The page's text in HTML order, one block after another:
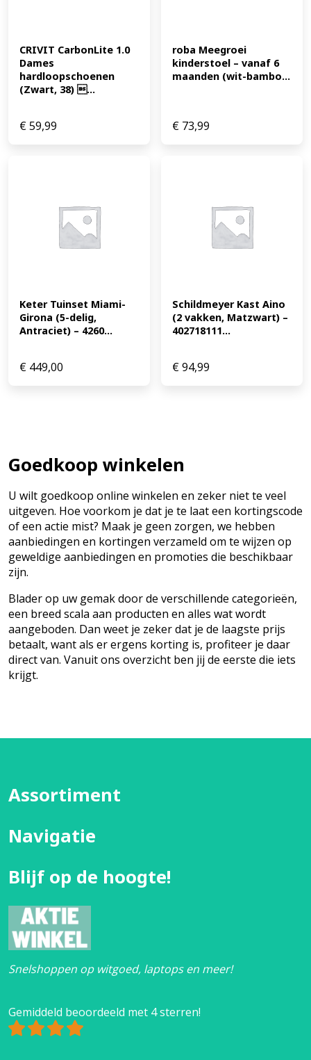
CRIVIT CarbonLite 1.0
Dames
hardloopschoenen
(Zwart, 38) ...
€59,99
roba Meegroei
kinderstoel – vanaf 6
maanden (wit-bambo...
€ 73,99
Keter Tuinset Miami-
Girona (5-delig,
Antraciet) – 4260...
€ 449,00
Schildmeyer Kast Aino
(2 vakken, Matzwart) –
402718111...
€94,99
Goedkoop winkelen
U wilt goedkoop online winkelen en zeker niet te veel
uitgeven. Hoe voorkom je dat je te laat een kortingscode
of een actie mist? Maak je geen zorgen, we hebben
aanbiedingen en kortingen verzameld om te wijzen op
geweldige aanbiedingen en promoties die beschikbaar
zijn.
Blader op uw gemak door de verschillende categorieën,
een breed scala aan producten en alles wat wordt
aangeboden. Dan weet je zeker dat je de laagste prijs
betaalt, want als er ergens korting is, profiteer je daar
direct van. Vanuit ons overzicht ben jij de eerste die iets
krijgt.
Assortiment
Navigatie
Blijf op de hoogte!
Snelshoppen op witgoed, laptops en meer!
Gemiddeld beoordeeld met 4 sterren!